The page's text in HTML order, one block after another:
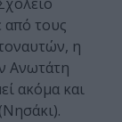
από τους
η
Ανωτάτη
ακόμα και